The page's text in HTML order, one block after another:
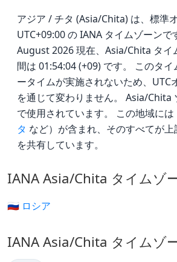
アジア / チタ (Asia/Chita) は、標準
UTC+09:00 の IANA タイムゾーンで
August 2026 現在、Asia/Chita タイ
間は 01:54:04 (+09) です。 このタ
ータイムが実施されないため、UTC
を通じて変わりません。 Asia/Chita
で使用されています。 この地域には
タ など）が含まれ、そのすべてが
を共有しています。
IANA Asia/Chita タイムゾ
🇷🇺 ロシア
IANA Asia/Chita タイムゾ